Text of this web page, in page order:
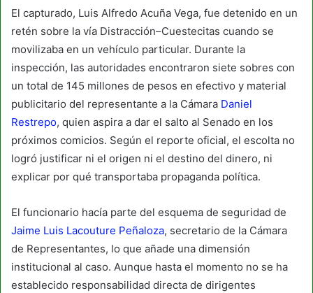
El capturado, Luis Alfredo Acuña Vega, fue detenido en un
retén sobre la vía Distracción–Cuestecitas cuando se
movilizaba en un vehículo particular. Durante la
inspección, las autoridades encontraron siete sobres con
un total de 145 millones de pesos en efectivo y material
publicitario del representante a la Cámara Daniel
Restrepo, quien aspira a dar el salto al Senado en los
próximos comicios. Según el reporte oficial, el escolta no
logró justificar ni el origen ni el destino del dinero, ni
explicar por qué transportaba propaganda política.
El funcionario hacía parte del esquema de seguridad de
Jaime Luis Lacouture Peñaloza, secretario de la Cámara
de Representantes, lo que añade una dimensión
institucional al caso. Aunque hasta el momento no se ha
establecido responsabilidad directa de dirigentes